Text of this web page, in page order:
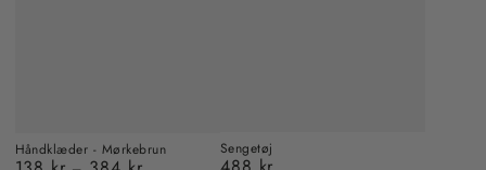
Håndklæder - Mørkebrun
Sengetøj